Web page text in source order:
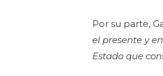
Por su parte,
el presente y
Estado que